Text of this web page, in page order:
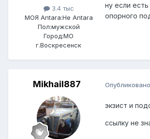
3.4 тыс
МОЯ Antara:Не Antara
Пол:мужской
Город:МО
г.Воскресенск
ну если
опорного
Mikhail887 Опубликовано
экзист и
ссылку не